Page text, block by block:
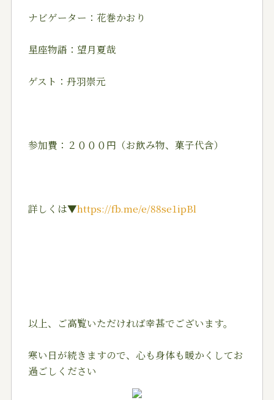
ナビゲーター：花巻かおり
星座物語：望月夏哉
ゲスト：丹羽崇元
参加費：２０００円（お飲み物、菓子代含）
詳しくは▼https://fb.me/e/88se1ipBl
以上、ご高覧いただければ幸甚でございます。
寒い日が続きますので、心も身体も暖かくしてお
過ごしください